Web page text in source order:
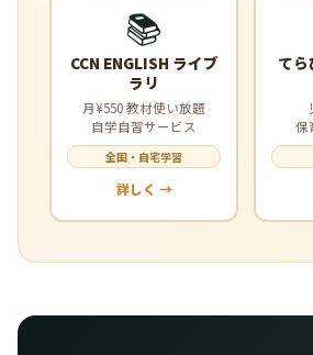
📚
CCN ENGLISH ライブ
ラリ
月¥550 教材使い放題
自学自習サービス
全国・自宅学習
詳しく →
て
保